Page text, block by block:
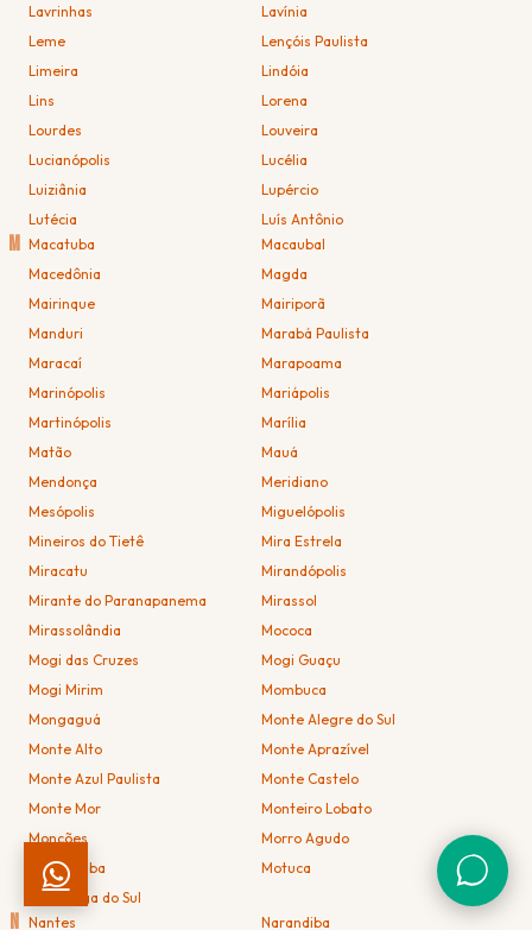
Lavrinhas
Lavínia
Leme
Lençóis Paulista
Limeira
Lindóia
Lins
Lorena
Lourdes
Louveira
Lucianópolis
Lucélia
Luiziânia
Lupércio
Lutécia
Luís Antônio
M Macatuba
Macaubal
Macedônia
Magda
Mairinque
Mairiporã
Manduri
Marabá Paulista
Maracaí
Marapoama
Marinópolis
Mariápolis
Martinópolis
Marília
Matão
Mauá
Mendonça
Meridiano
Mesópolis
Miguelópolis
Mineiros do Tietê
Mira Estrela
Miracatu
Mirandópolis
Mirante do Paranapanema
Mirassol
Mirassolândia
Mococa
Mogi das Cruzes
Mogi Guaçu
Mogi Mirim
Mombuca
Mongaguá
Monte Alegre do Sul
Monte Alto
Monte Aprazível
Monte Azul Paulista
Monte Castelo
Monte Mor
Monteiro Lobato
Monções
Morro Agudo
Morungaba
Motuca
Murutinga do Sul
N Nantes Narandiba